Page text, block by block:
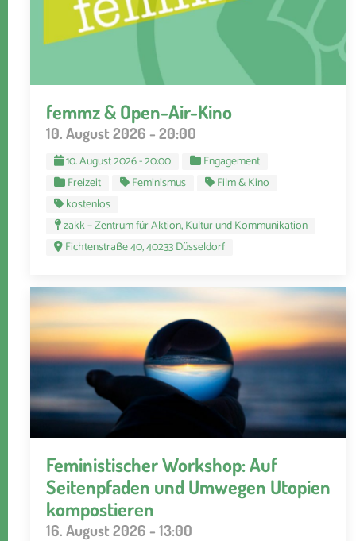
femmz & Open-Air-Kino
10. August 2026 - 20:00
10. August 2026 - 20:00
Engagement
Freizeit
Feminismus
Film & Kino
kostenlos
zakk – Zentrum für Aktion, Kultur und Kommunikation
Fichtenstraße 40, 40233 Düsseldorf
Feministischer Workshop: Auf
Seitenpfaden und Umwegen Utopien
kompostieren
16. August 2026 - 13:00